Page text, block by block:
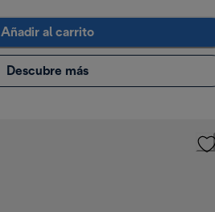
Añadir al carrito
Descubre más